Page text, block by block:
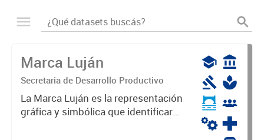
Marca Luján
Secretaria de Desarrollo Productivo
La Marca Luján es la representación
gráfica y simbólica que identificará